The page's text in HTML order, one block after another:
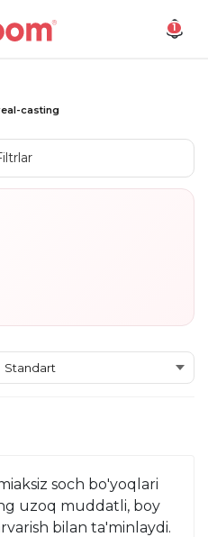
1
casting
soch bo'yoqlari
uzoq muddatli, boy
bilan ta'minlaydi.